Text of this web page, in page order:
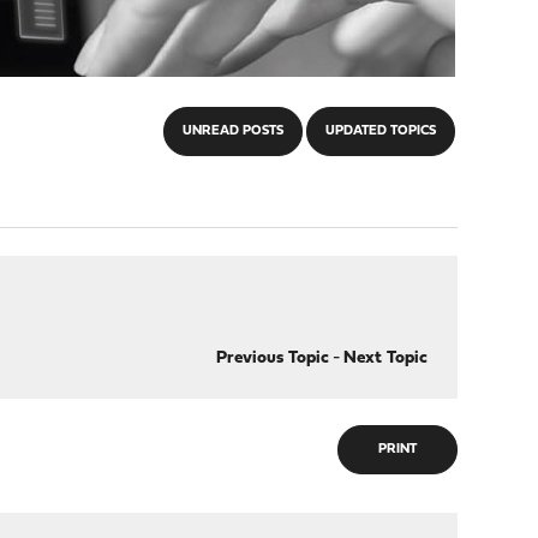
UNREAD POSTS UPDATED TOPICS
Previous Topic- Next Topic
PRINT